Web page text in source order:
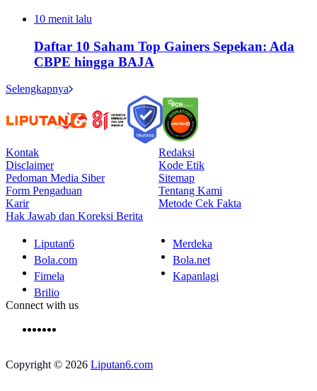
10 menit lalu
Daftar 10 Saham Top Gainers Sepekan: Ada
CBPE hingga BAJA
Selengkapnya
Kontak
Redaksi
Disclaimer
Kode Etik
Pedoman Media Siber
Sitemap
Form Pengaduan
Tentang Kami
Karir
Metode Cek Fakta
Hak Jawab dan Koreksi Berita
Liputan6
Merdeka
Bola.com
Bola.net
Fimela
Kapanlagi
Brilio
Connect with us
Copyright © 2026 Liputan6.com